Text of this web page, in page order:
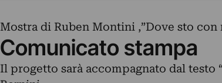
Mostra di Ruben Montini ,”Dove sto con
Comunicato stampa
Il progetto sarà accompagnato dal testo